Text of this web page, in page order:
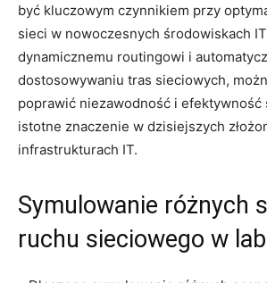
być kluczowym czynnikiem przy
‍sieci w nowoczesnych⁢ środowiskach
dynamicznemu routingowi ⁢i
dostosowywaniu tras sieciowych,
poprawić niezawodność ⁤i​ efektywność
istotne znaczenie w​ dzisiejszych
infrastrukturach ⁤IT.
Symulowanie różnych
ruchu sieciowego w